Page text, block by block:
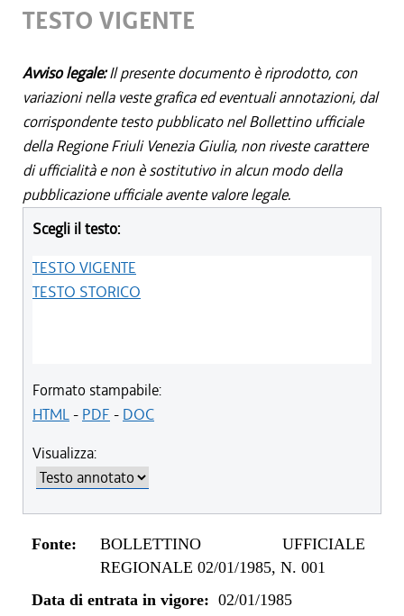
TESTO VIGENTE
Avviso legale:Il presente documento è riprodotto, con
variazioni nella veste grafica ed eventuali annotazioni, dal
corrispondente testo pubblicato nel Bollettino ufficiale
della Regione Friuli Venezia Giulia, non riveste carattere
di ufficialità e non è sostitutivo in alcun modo della
pubblicazione ufficiale avente valore legale.
Scegli il testo:
TESTO VIGENTE
TESTO STORICO
Formato stampabile:
HTML- PDF - DOC
Visualizza:
Fonte:
BOLLETTINO UFFICIALE
REGIONALE 02/01/1985, N. 001
Data di entrata in vigore: 02/01/1985